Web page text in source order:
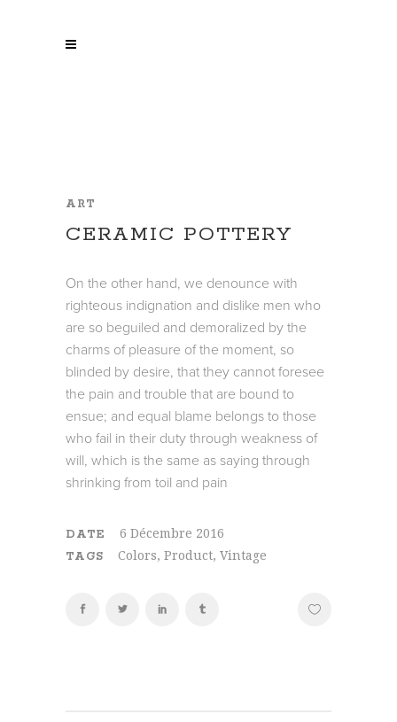
ART
CERAMIC POTTERY
On the other hand, we denounce with
righteous indignation and dislike men who
are so beguiled and demoralized by the
charms of pleasure of the moment, so
blinded by desire, that they cannot foresee
the pain and trouble that are bound to
ensue; and equal blame belongs to those
who fail in their duty through weakness of
will, which is the same as saying through
shrinking from toil and pain
DATE 6 Décembre 2016
TAGS Colors, Product, Vintage